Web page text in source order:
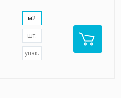
м2
шт.
упак.